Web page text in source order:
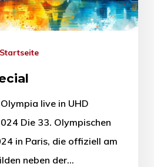
Startseite
live in UHD
Die 33. Olympischen
in Paris, die offiziell am
neben der…